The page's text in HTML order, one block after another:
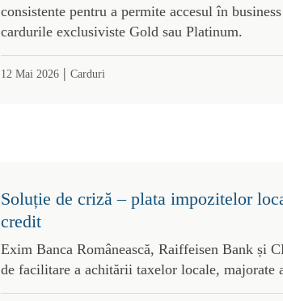
consistente pentru a permite accesul în
cardurile exclusiviste Gold sau Platinum.
12 Mai 2026| Carduri
Soluție de criză – plata impozitelor
credit
Exim Banca Românească, Raiffeisen Bank și
de facilitare a achitării taxelor locale, majorate